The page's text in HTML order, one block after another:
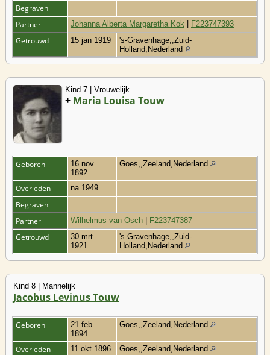
Begraven
Partner
Johanna Alberta Margaretha Kok F223747393
Getrouwd 15 jan 1919
's-Gravenhage,,Zuid-
Holland,Nederland
Kind 7 | Vrouwelijk
+ Maria Louisa Touw
Geboren
16 nov
1892
Goes,,Zeeland,Nederland
Overleden na 1949
Begraven
Partner
Wilhelmus van Osch F223747387
Getrouwd
30 mrt
1921
's-Gravenhage,,Zuid-
Holland,Nederland
Kind 8 | Mannelijk
Jacobus Levinus Touw
Geboren
21 feb
1894
Goes,,Zeeland,Nederland
Overleden 11 okt 1896 Goes,,Zeeland,Nederland